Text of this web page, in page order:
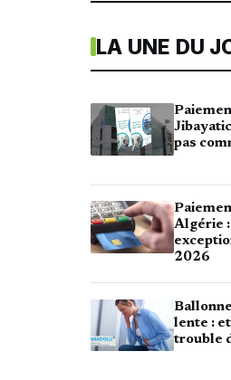
LA UNE DU
pas
Algérie :
2026
lente : et
trouble